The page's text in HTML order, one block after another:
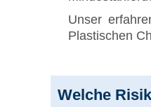
Unser
Plastischen
Welche